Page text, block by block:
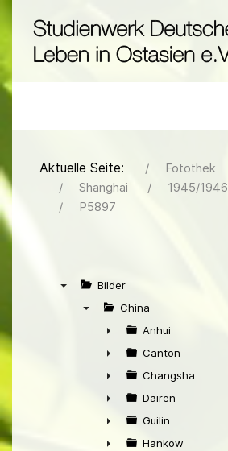
Aktuelle Seite: Fotothek
Shanghai
1945/1946
P5897
Bilder
China
►
Anhui
►
Canton
►
Changsha
►
Dairen
►
Guilin
Hankow